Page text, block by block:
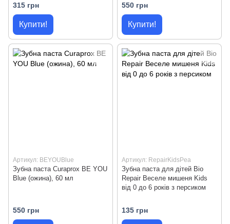
315 грн
Купити!
550 грн
Купити!
Артикул: BEYOUBlue
Зубна паста Curaprox BE YOU
Blue (ожина), 60 мл
550 грн
Артикул: RepairKidsPea
Зубна паста для дітей Bio
Repair Веселе мишеня Kids
від 0 до 6 років з персиком
135 грн